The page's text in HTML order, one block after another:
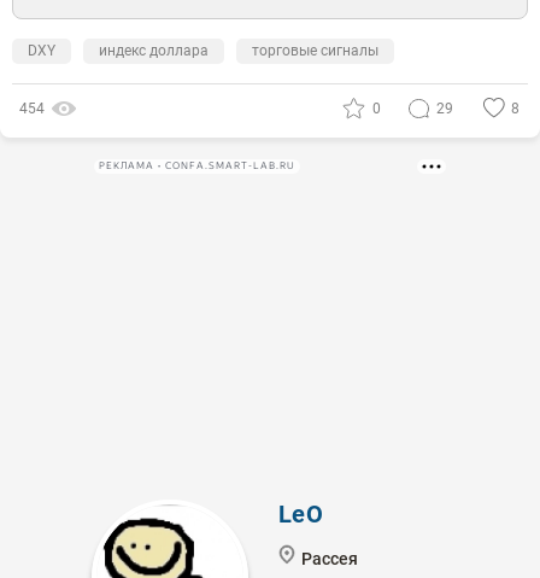
DXY индекс доллара торговые сигналы
454 0 29 8
РЕКЛАМА • CONFA.SMART-LAB.RU
LeO
Рассея